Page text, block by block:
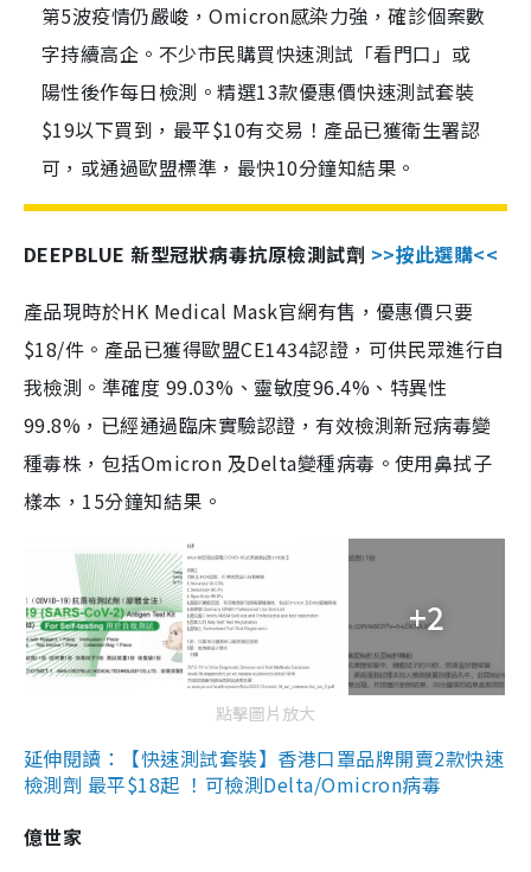
第5波疫情仍嚴峻，Omicron感染力強，確診個案數
字持續高企。不少市民購買快速測試「看門口」或
陽性後作每日檢測。精選13款優惠價快速測試套裝
$19以下買到，最平$10有交易！產品已獲衛生署認
可，或通過歐盟標準，最快10分鐘知結果。
DEEPBLUE 新型冠狀病毒抗原檢測試劑 >>按此選購<<
產品現時於HK Medical Mask官網有售，優惠價只要
$18/件。產品已獲得歐盟CE1434認證，可供民眾進行自
我檢測。準確度 99.03%、靈敏度96.4%、特異性
99.8%，已經通過臨床實驗認證，有效檢測新冠病毒變
種毒株，包括Omicron 及Delta變種病毒。使用鼻拭子
樣本，15分鐘知結果。
+2
點擊圖片放大
延伸閱讀：【快速測試套裝】香港口罩品牌開賣2款快速
檢測劑 最平$18起 ！可檢測Delta/Omicron病毒
億世家